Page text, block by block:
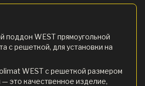
поддон WEST прямоугольной
с решеткой, для установки на
WEST с решеткой размером
это качественное изделие,